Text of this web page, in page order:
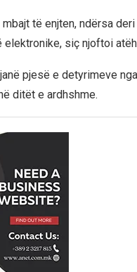
të enjten, ndërsa
elektronike, siç njoftoi
pjesë e detyrimeve
ditët e ardhshme.